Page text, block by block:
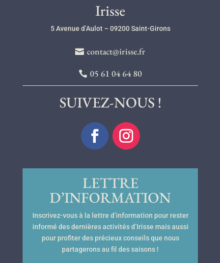
Irisse
5 Avenue d’Aulot – 09200 Saint-Girons
contact@irisse.fr
05 61 04 64 80
SUIVEZ-NOUS !
LETTRE
D’INFORMATION
Inscrivez-vous à la lettre d’information pour rester
informé des dernières activités d’Irisse mais aussi
pour profiter des précieux conseils que nous
partagerons au fil des saisons !